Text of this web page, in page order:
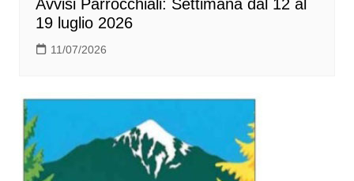
Avvisi Parrocchiali: Settimana dal 12 al
19 luglio 2026
11/07/2026